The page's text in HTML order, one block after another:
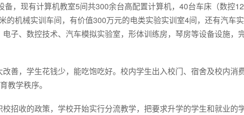
，现有计算机教室5间共300余台高配置计算机，40台车床（数控12
的机械实训车间，有价值300万元的电类实验实训室4间，还有汽车
子、数控技术、汽车模拟实验室，形体训练房，琴房等设备设施，
善，学生花钱少，能吃饱吃好。校内学生出入校门、宿舍及校内消
教学秩序。
招收的政策，学校开始实行分流教学，把要求升学的学生和就业的